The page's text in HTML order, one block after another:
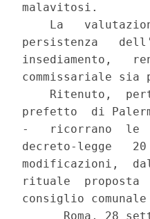
malavitosi.
La
persistenza
insediamento,
commissariale
Ritenuto,
prefetto  di
-   ricorrano  le
decreto-legge
modificazioni,
rituale  proposta
consiglio
Roma, 28